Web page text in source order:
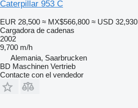
Caterpillar 953 C
EUR 28,500 ≈ MX$566,800 ≈ USD 32,930
Cargadora de cadenas
2002
9,700 m/h
Alemania, Saarbrucken
BD Maschinen Vertrieb
Contacte con el vendedor